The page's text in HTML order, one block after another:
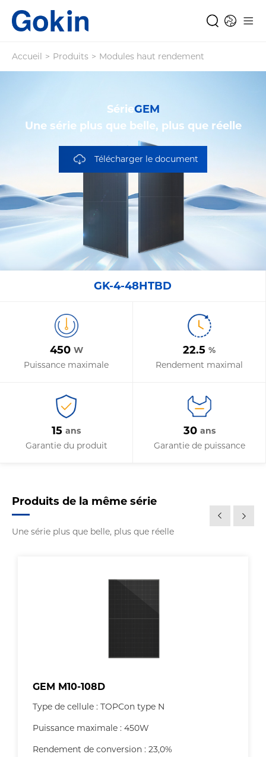
Accueil > Produits > Modules haut rendement
SérieGEM
Une série plus que belle, plus que réelle
Télécharger le document
GK-4-48HTBD
450 W
Puissance maximale
22.5 %
Rendement maximal
15 ans
Garantie du produit
30 ans
Garantie de puissance
Produits de la même série
Une série plus que belle, plus que réelle
GEM M10-108D
Type de cellule : TOPCon type N
Puissance maximale : 450W
Rendement de conversion : 23,0%